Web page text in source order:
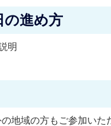
の進め方
明
地域の方もご参加いた